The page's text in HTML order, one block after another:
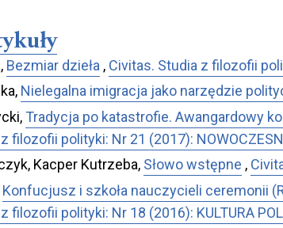
Bezmiar dzieła , Civitas. Studia z filozofii
Nielegalna imigracja jako narzędzie
Tradycja po katastrofie. Awangardowy
filozofii polityki: Nr 21 (2017):
Kacper Kutrzeba, Słowo wstępne ,
Konfucjusz i szkoła nauczycieli ceremonii
filozofii polityki: Nr 18 (2016): KULTURA